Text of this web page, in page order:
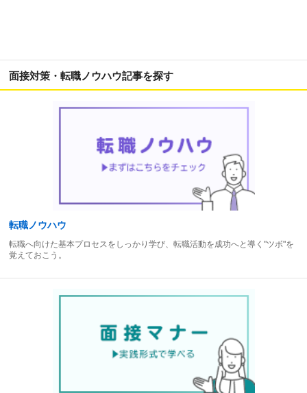
面接対策・転職ノウハウ記事を探す
転職ノウハウ
転職へ向けた基本プロセスをしっかり学び、転職活動を成功へと導く"ツボ"を
覚えておこう。